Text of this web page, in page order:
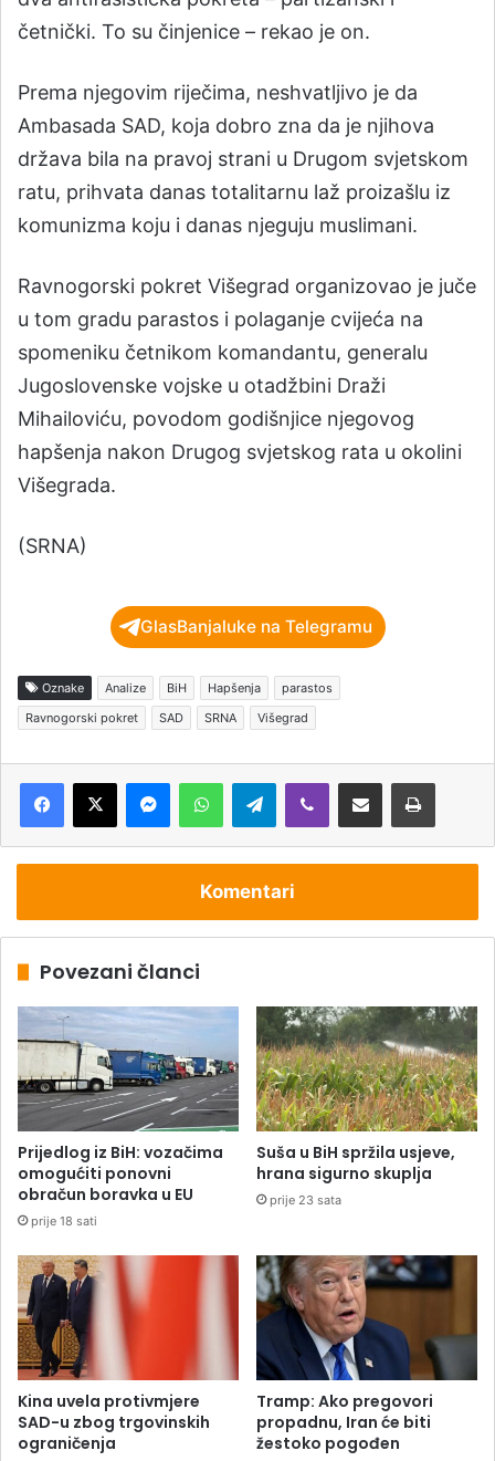
četnički. To su činjenice – rekao je on.
Prema njegovim riječima, neshvatljivo je da
Ambasada SAD, koja dobro zna da je njihova
država bila na pravoj strani u Drugom svjetskom
ratu, prihvata danas totalitarnu laž proizašlu iz
komunizma koju i danas njeguju muslimani.
Ravnogorski pokret Višegrad organizovao je juče
u tom gradu parastos i polaganje cvijeća na
spomeniku četnikom komandantu, generalu
Jugoslovenske vojske u otadžbini Draži
Mihailoviću, povodom godišnjice njegovog
hapšenja nakon Drugog svjetskog rata u okolini
Višegrada.
(SRNA)
GlasBanjaluke na Telegramu
Oznake Analize BiH Hapšenja
parastos
Ravnogorski pokret
SAD SRNA Višegrad
Telegram
Komentari
Povezani članci
Prijedlog iz BiH: vozačima
omogućiti ponovni
obračun boravka u EU
prije 18 sati
Suša u BiH spržila usjeve,
hrana sigurno skuplja
prije 23 sata
Kina uvela protivmjere
SAD-u zbog trgovinskih
ograničenja
Tramp: Ako pregovori
propadnu, Iran će biti
žestoko pogođen